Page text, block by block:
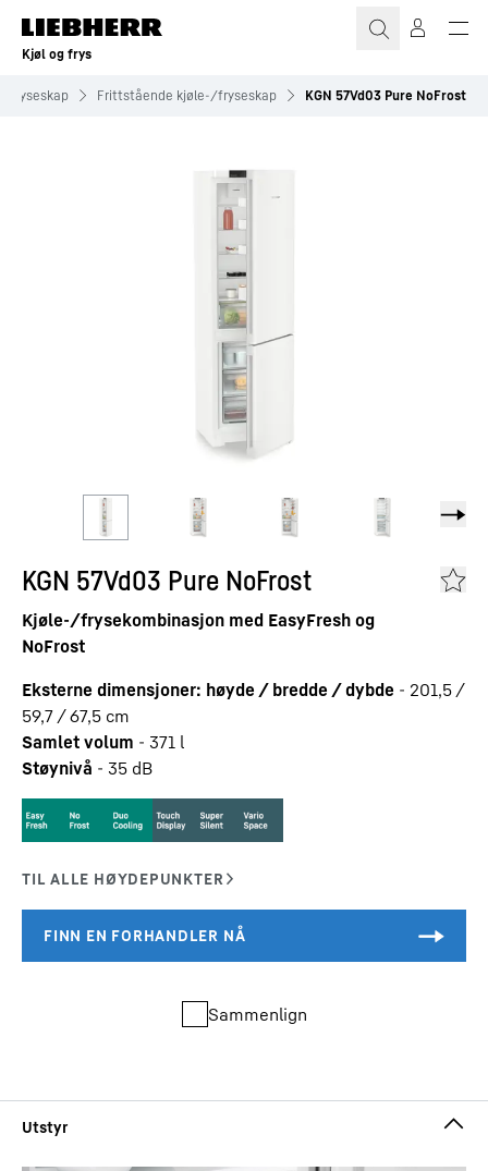
Kjøl og frys
fryseskap Frittstående kjøle-/fryseskap KGN 57Vd03 Pure NoFrost
KGN 57Vd03 Pure NoFrost
Kjøle-/frysekombinasjon med EasyFresh og
NoFrost
Eksterne dimensjoner: høyde / bredde / dybde - 201,5 /
59,7 / 67,5 cm
Samlet volum - 371 l
Støynivå - 35 dB
Sammenlign